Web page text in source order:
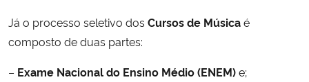
Já o processo seletivo dos Cursos de Músicaé
composto de duas partes:
– Exame Nacional do Ensino Médio (ENEM)e;